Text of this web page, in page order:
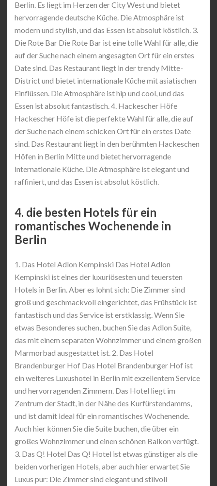
Berlin. Es liegt im Herzen der City West und bietet
hervorragende deutsche Küche. Die Atmosphäre ist
modern und stylish, und das Essen ist absolut köstlich. 3.
Die Rote Bar Die Rote Bar ist eine tolle Wahl für alle, die
auf der Suche nach einem angesagten Ort für ein erstes
Date sind. Das Restaurant liegt in der trendy Mitte-
District und bietet internationale Küche mit asiatischen
Einflüssen. Die Atmosphäre ist hip und cool, und das
Essen ist absolut fantastisch. 4. Hackescher Höfe
Hackescher Höfe ist die perfekte Wahl für alle, die auf
der Suche nach einem schicken Ort für ein erstes Date
sind. Das Restaurant liegt in den berühmten Hackeschen
Höfen in Berlin Mitte und bietet hervorragende
internationale Küche. Die Atmosphäre ist elegant und
raffiniert, und das Essen ist absolut köstlich.
4. die besten Hotels für ein
romantisches Wochenende in
Berlin
1. Das Hotel Adlon Kempinski Das Hotel Adlon
Kempinski ist eines der luxuriösesten und teuersten
Hotels in Berlin. Aber es lohnt sich: Die Zimmer sind
groß und geschmackvoll eingerichtet, das Frühstück ist
fantastisch und das Service ist erstklassig. Wenn Sie
etwas Besonderes suchen, buchen Sie das Adlon Suite,
das mit einem separaten Wohnzimmer und einem großen
Marmorbad ausgestattet ist. 2. Das Hotel
Brandenburger Hof Das Hotel Brandenburger Hof ist
ein weiteres Luxushotel in Berlin mit exzellentem Service
und hervorragenden Zimmern. Das Hotel liegt im
Zentrum der Stadt, in der Nähe des Kurfürstendamms,
und ist damit ideal für ein romantisches Wochenende.
Auch hier können Sie die Suite buchen, die über ein
großes Wohnzimmer und einen schönen Balkon verfügt.
3. Das Q! Hotel Das Q! Hotel ist etwas günstiger als die
beiden vorherigen Hotels, aber auch hier erwartet Sie
Luxus pur: Die Zimmer sind elegant und stilvoll